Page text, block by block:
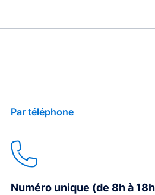
Par téléphone
Numéro unique (de 8h à